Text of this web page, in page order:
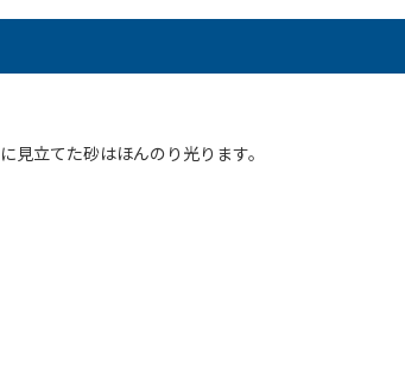
見立てた砂はほんのり光ります。